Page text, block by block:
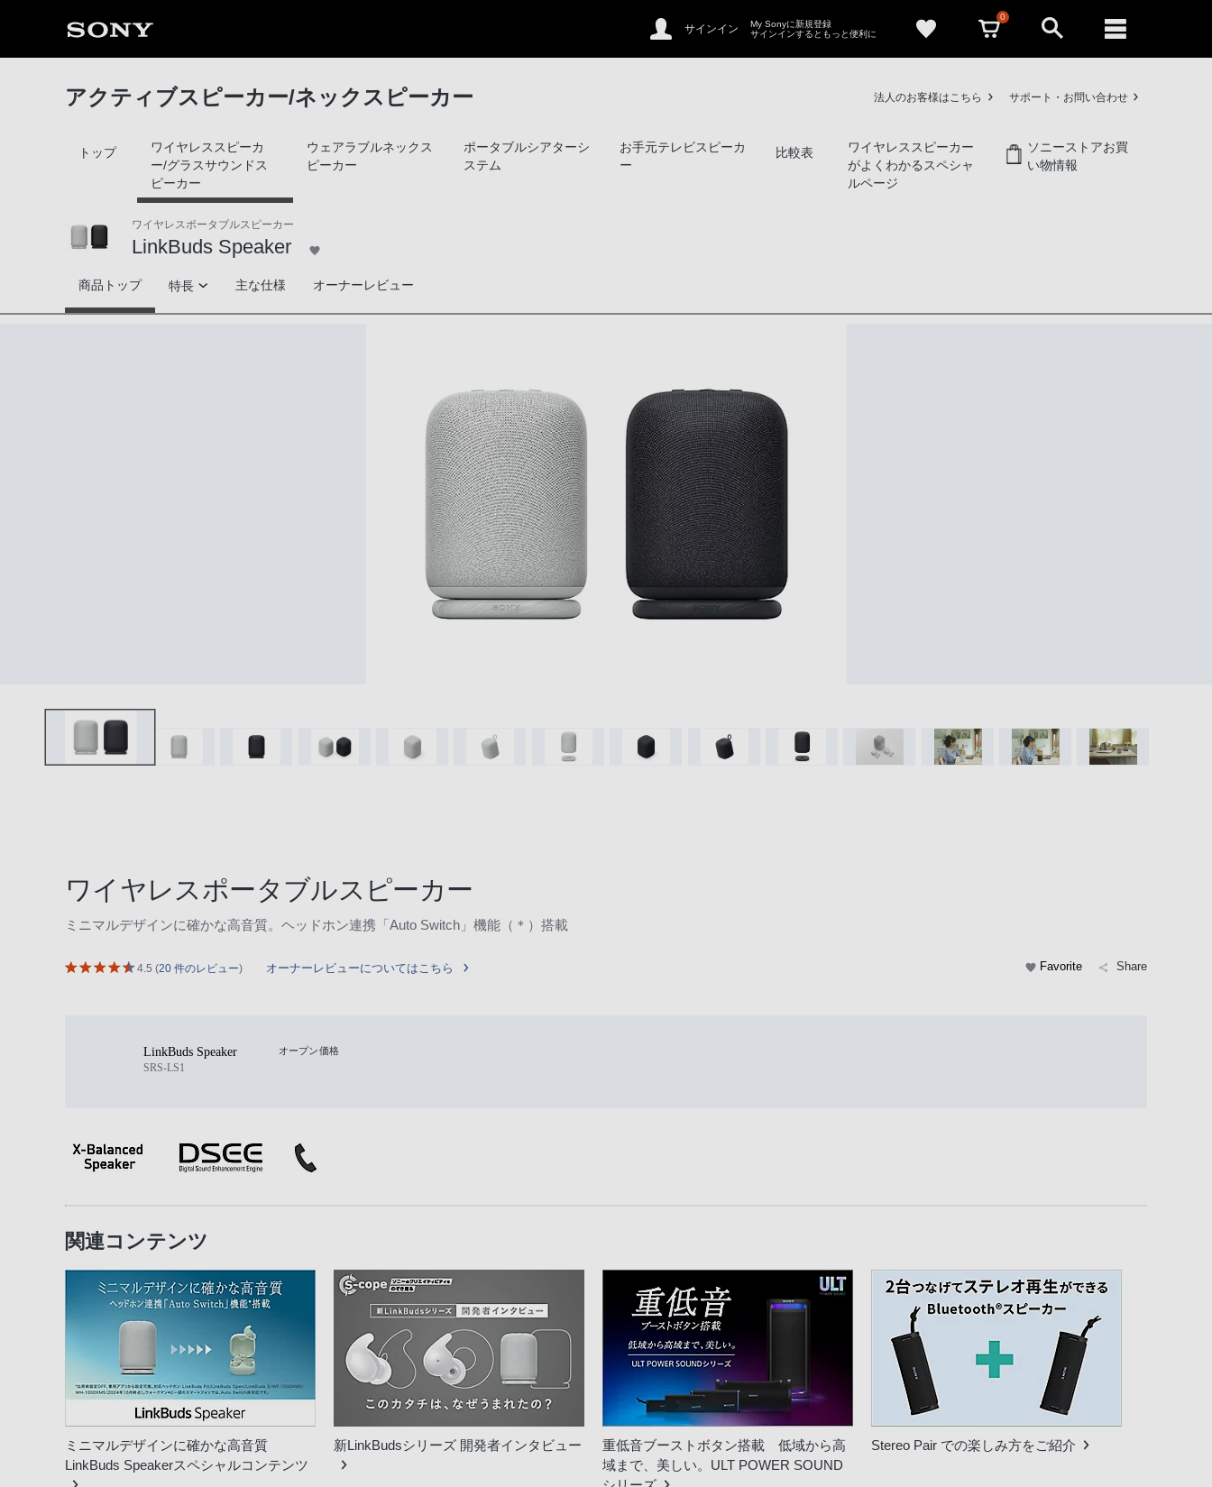
サインイン
My Sonyに新規登録
サインインするともっと便利に
0
アクティブスピーカー/ネックスピーカー 法人のお客様はこちら サポート・お問い合わせ
トップ
ワイヤレススピーカ
ー/グラスサウンドス
ピーカー
ウェアラブルネックス
ピーカー
ポータブルシアターシ
ステム
お手元テレビスピーカ
ー
比較表
ワイヤレススピーカー
がよくわかるスペシャ
ルページ
ソニーストアお買
い物情報
ワイヤレスポータブルスピーカー
LinkBuds Speaker
LinkBuds Speaker
商品トップ 特長 主な仕様 オーナーレビュー
ワイヤレスポータブルスピーカー
ミニマルデザインに確かな高音質。ヘッドホン連携「Auto Switch」機能（＊）搭載
4.5 (20 件のレビュー) オーナーレビューについてはこちら Favorite Share
LinkBuds Speaker
SRS-LS1
オープン価格
関連コンテンツ
ミニマルデザインに確かな高音質
LinkBuds Speakerスペシャルコンテンツ
新LinkBudsシリーズ 開発者インタビュー
重低音ブーストボタン搭載 低域から高
域まで、美しい。ULT POWER SOUND
Stereo Pair での楽しみ方をご紹介